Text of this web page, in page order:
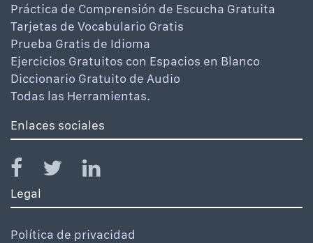
Práctica de Comprensión de Escucha Gratuita
Tarjetas de Vocabulario Gratis
Prueba Gratis de Idioma
Ejercicios Gratuitos con Espacios en Blanco
Diccionario Gratuito de Audio
Todas las Herramientas.
Enlaces sociales
Legal
Política de privacidad